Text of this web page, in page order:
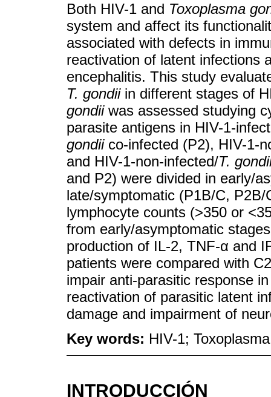
Both HIV-1 and Toxoplasma
system and affect its
associated with defects in
reactivation of latent infections
encephalitis. This study
T. gondiiin different stages of
gondiiwas assessed studying
parasite antigens in HIV-1-
gondiico-infected (P2), HIV-1-
and HIV-1-non-infected/T.
and P2) were divided in early/
late/symptomatic (P1B/C,
lymphocyte counts (>350 or
from early/asymptomatic
production of IL-2, TNF-α and
patients were compared with
impair anti-parasitic response
reactivation of parasitic latent
damage and impairment of
Key words: HIV-1;
INTRODUCCIÓN